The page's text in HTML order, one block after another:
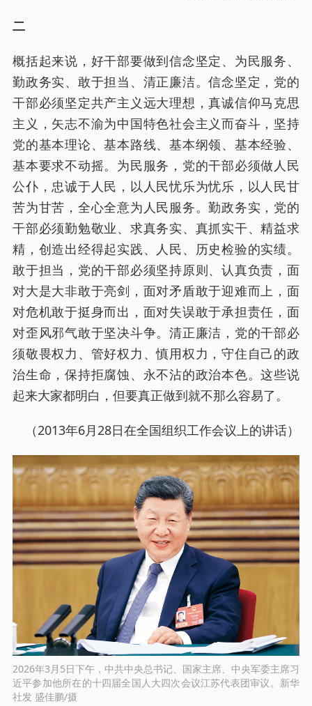
二
概括起来说，好干部要做到信念坚定、为民服务、
勤政务实、敢于担当、清正廉洁。信念坚定，党的
干部必须坚定共产主义远大理想，真诚信仰马克思
主义，矢志不渝为中国特色社会主义而奋斗，坚持
党的基本理论、基本路线、基本纲领、基本经验、
基本要求不动摇。为民服务，党的干部必须做人民
公仆，忠诚于人民，以人民忧乐为忧乐，以人民甘
苦为甘苦，全心全意为人民服务。勤政务实，党的
干部必须勤勉敬业、求真务实、真抓实干、精益求
精，创造出经得起实践、人民、历史检验的实绩。
敢于担当，党的干部必须坚持原则、认真负责，面
对大是大非敢于亮剑，面对矛盾敢于迎难而上，面
对危机敢于挺身而出，面对失误敢于承担责任，面
对歪风邪气敢于坚决斗争。清正廉洁，党的干部必
须敬畏权力、管好权力、慎用权力，守住自己的政
治生命，保持拒腐蚀、永不沾的政治本色。这些说
起来大家都明白，但要真正做到就不那么容易了。
（2013年6月28日在全国组织工作会议上的讲话）
2026年3月5日下午，中共中央总书记、国家主席、中央军委主席习
近平参加他所在的十四届全国人大四次会议江苏代表团审议。新华
社发 盛佳鹏/摄